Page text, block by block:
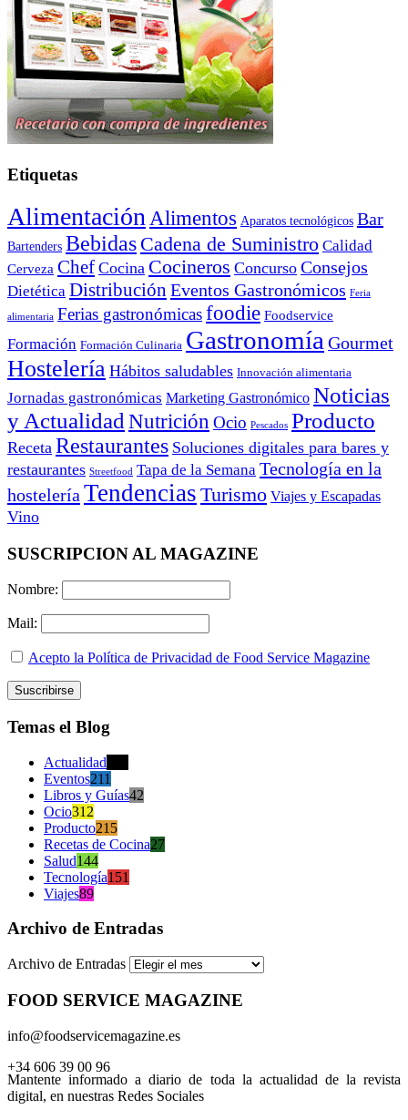
Etiquetas
Alimentación Alimentos Aparatos tecnológicos Bar
Bartenders Bebidas Cadena de Suministro Calidad
Cerveza Chef Cocina Cocineros Concurso Consejos
Dietética Distribución Eventos Gastronómicos Feria
alimentaria Ferias gastronómicasfoodie Foodservice
Formación Formación Culinaria Gastronomía Gourmet
Hostelería Hábitos saludables Innovación alimentaria
Jornadas gastronómicas Marketing Gastronómico Noticias
y Actualidad Nutrición Ocio Pescados Producto
Receta Restaurantes Soluciones digitales para bares y
restaurantes Streetfood Tapa de la Semana Tecnología en la
hostelería Tendencias Turismo Viajes y Escapadas
Vino
SUSCRIPCION AL MAGAZINE
Nombre:
Mail:
Acepto la Política de Privacidad de Food Service Magazine
Temas el Blog
Actualidad
Eventos211
Libros y Guías42
Ocio312
Producto215
Recetas de Cocina27
Salud144
Tecnología151
Viajes89
Archivo de Entradas
Archivo de Entradas
FOOD SERVICE MAGAZINE
info@foodservicemagazine.es
+34 606 39 00 96
Mantente informado a diario de toda la actualidad de la revista
digital, en nuestras Redes Sociales